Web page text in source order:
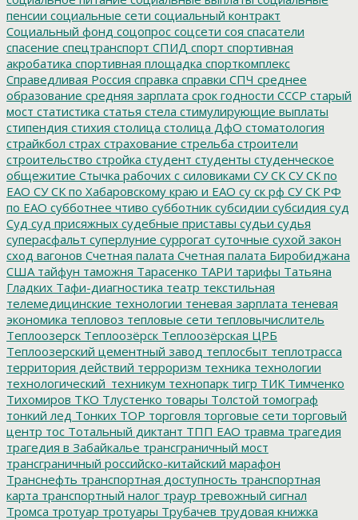
пенсии социальные сети социальный контракт
Социальный фонд соцопрос соцсети соя спасатели
спасение спецтранспорт СПИД спорт спортивная
акробатика спортивная площадка спорткомплекс
Справедливая Россия справка справки СПЧ среднее
образование средняя зарплата срок годности СССР старый
мост статистика статья стела стимулирующие выплаты
стипендия стихия столица столица ДфО стоматология
страйкбол страх страхование стрельба строители
строительство стройка студент студенты студенческое
общежитие Стычка рабочих с силовиками СУ СК СУ СК по
ЕАО СУ СК по Хабаровскому краю и ЕАО су ск рф СУ СК РФ
по ЕАО субботнее чтиво субботник субсидии субсидия суд
Суд суд присяжных судебные приставы судьи судья
суперасфальт суперлуние суррогат суточные сухой закон
сход вагонов Счетная палата Счетная палата Биробиджана
США тайфун таможня Тарасенко ТАРИ тарифы Татьяна
Гладких Тафи-диагностика театр текстильная
телемедицинские технологии теневая зарплата теневая
экономика тепловоз тепловые сети тепловычислитель
Теплоозерск Теплоозёрск Теплоозёрская ЦРБ
Теплоозерский цементный завод теплосбыт теплотрасса
территория действий терроризм техника технологии
технологический_техникум технопарк тигр ТИК Тимченко
Тихомиров ТКО Тлустенко товары Толстой томограф
тонкий лед Тонких ТОР торговля торговые сети торговый
центр тос Тотальный диктант ТПП ЕАО травма трагедия
трагедия в Забайкалье трансграничный мост
трансграничный российско-китайский марафон
Транснефть транспортная доступность транспортная
карта транспортный налог траур тревожный сигнал
Тромса тротуар тротуары Трубачев трудовая книжка